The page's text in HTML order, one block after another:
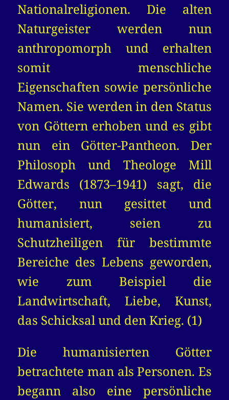
Nationalreligionen. Die alten
Naturgeister werden nun
anthropomorph und erhalten
somit menschliche
Eigenschaften sowie persönliche
Namen. Sie werden in den Status
von Göttern erhoben und es gibt
nun ein Götter-Pantheon. Der
Philosoph und Theologe Mill
Edwards (1873–1941) sagt, die
Götter, nun gesittet und
humanisiert, seien zu
Schutzheiligen für bestimmte
Bereiche des Lebens geworden,
wie zum Beispiel die
Landwirtschaft, Liebe, Kunst,
das Schicksal und den Krieg. (1)
Die humanisierten Götter
betrachtete man als Personen. Es
begann also eine persönliche